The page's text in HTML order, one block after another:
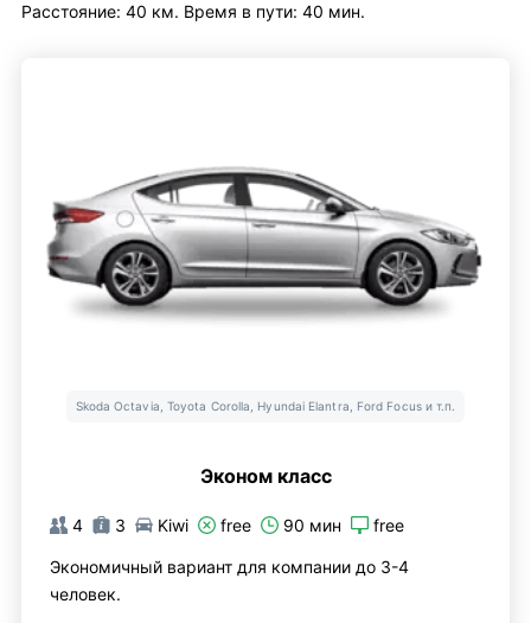
Расстояние: 40 км. Время в пути: 40 мин.
Skoda Octavia, Toyota Corolla, Hyundai Elantra, Ford Focus и т.п.
Эконом класс
4 3 Kiwi free 90 мин free
Экономичный вариант для компании до 3-4
человек.